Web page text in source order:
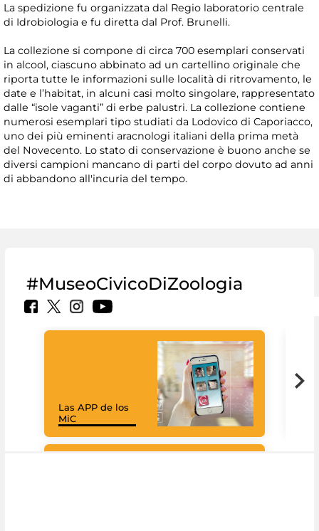
La spedizione fu organizzata dal Regio laboratorio centrale
di Idrobiologia e fu diretta dal Prof. Brunelli.
La collezione si compone di circa 700 esemplari conservati
in alcool, ciascuno abbinato ad un cartellino originale che
riporta tutte le informazioni sulle località di ritrovamento, le
date e l’habitat, in alcuni casi molto singolare, rappresentato
dalle “isole vaganti” di erbe palustri. La collezione contiene
numerosi esemplari tipo studiati da Lodovico di Caporiacco,
uno dei più eminenti aracnologi italiani della prima metà
del Novecento. Lo stato di conservazione è buono anche se
diversi campioni mancano di parti del corpo dovuto ad anni
di abbandono all'incuria del tempo.
#MuseoCivicoDiZoologia
Las APP de los
MiC